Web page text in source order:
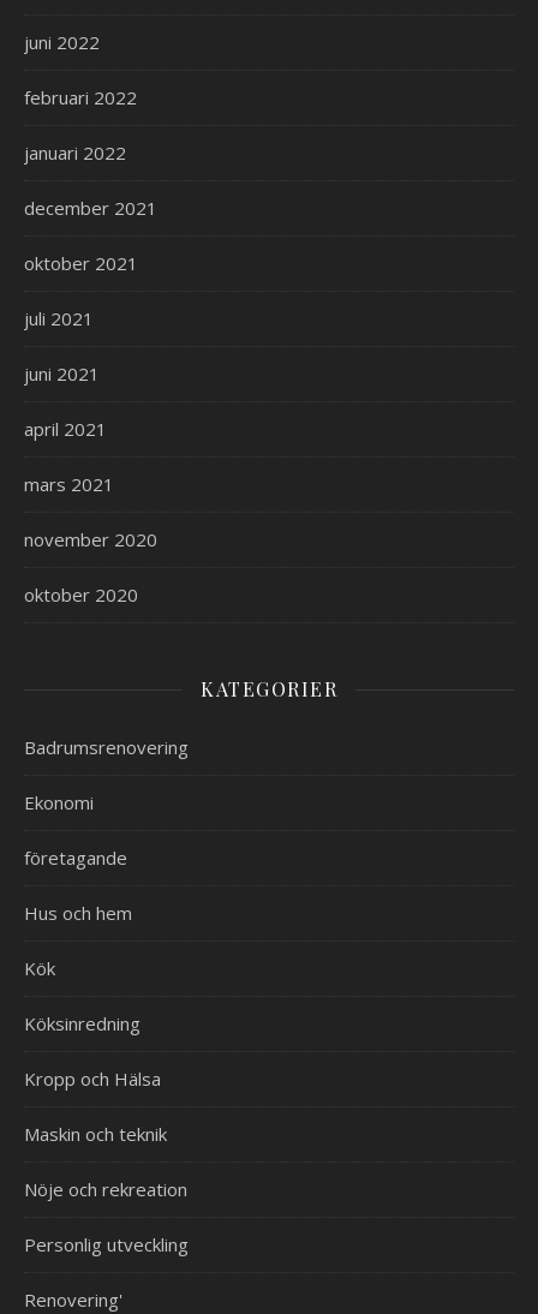
juni 2022
februari 2022
januari 2022
december 2021
oktober 2021
juli 2021
juni 2021
april 2021
mars 2021
november 2020
oktober 2020
KATEGORIER
Badrumsrenovering
Ekonomi
företagande
Hus och hem
Kök
Köksinredning
Kropp och Hälsa
Maskin och teknik
Nöje och rekreation
Personlig utveckling
Renovering'